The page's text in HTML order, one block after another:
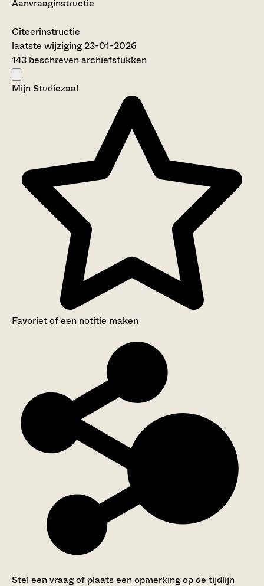
Aanvraaginstructie
Citeerinstructie
laatste wijziging 23-01-2026
143 beschreven archiefstukken
Mijn Studiezaal
Favoriet of een notitie maken
Stel een vraag of plaats een opmerking op de tijdlijn